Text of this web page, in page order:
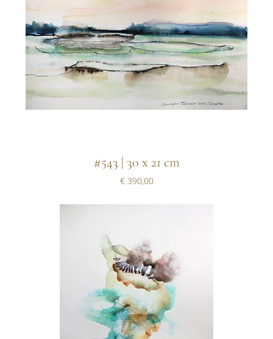
#543 | 30 x 21 cm
Prijs
€ 390,00